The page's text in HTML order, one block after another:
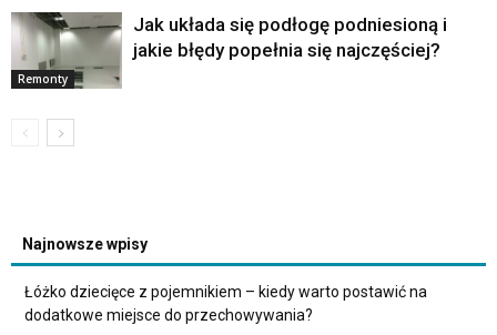
Remonty
Jak układa się podłogę podniesioną i
jakie błędy popełnia się najczęściej?
Najnowsze wpisy
Łóżko dziecięce z pojemnikiem – kiedy warto postawić na
dodatkowe miejsce do przechowywania?